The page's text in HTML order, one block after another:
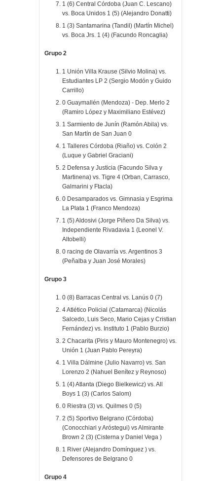
1 (6) Central Córdoba (Juan C. Lescano)
vs. Boca Unidos 1 (5) (Alejandro Donatti)
1 (3) Santamarina (Tandil) (Martín Michel)
vs. Boca Jrs. 1 (4) (Facundo Roncaglia)
Grupo 2
1 Unión Villa Krause (Silvio Molina) vs.
Estudiantes LP 2 (Sergio Modón y Guido
Carrillo)
0 Guaymallén (Mendoza) - Dep. Merlo 2
(Ramiro López y Maximiliano Estévez)
1 Sarmiento de Junín (Ramón Abila) vs.
San Martín de San Juan 0
1 Talleres Córdoba (Riaño) vs. Colón 2
(Luque y Gabriel Graciani)
2 Defensa y Justicia (Facundo Silva y
Martinena) vs. Tigre 4 (Orban, Carrasco,
Galmarini y Ftacla)
0 Desamparados vs. Gimnasia y Esgrima
La Plata 1 (Franco Mendoza)
1 (5) Aldosivi (Jorge Piñero Da Silva) vs.
Independiente Rivadavia 1 (Leonel V.
Altobelli)
0 racing de Olavarría vs. Argentinos 3
(Peñalba y Juan José Morales)
Grupo 3
0 (8) Barracas Central vs. Lanús 0 (7)
4 Atlético Policial (Catamarca) (Nicolás
Salcedo, Luis Seco, Mario Cejas y Cristian
Fernández) vs. Instituto 1 (Pablo Burzio)
2 Chacarita (Piris y Mauro Montenegro) vs.
Unión 1 (Juan Pablo Pereyra)
1 Villa Dálmine (Julio Navarro) vs. San
Lorenzo 2 (Nahuel Benítez y Reynoso)
1 (4) Atlanta (Diego Bielkewicz) vs. All
Boys 1 (3) (Carlos Salom)
0 Riestra (3) vs. Quilmes 0 (5)
2 (5) Sportivo Belgrano (Córdoba)
(Conocchiari y Aróstegui) vs Almirante
Brown 2 (3) (Cisterna y Daniel Vega )
1 River (Alejandro Domínguez ) vs.
Defensores de Belgrano 0
Grupo 4